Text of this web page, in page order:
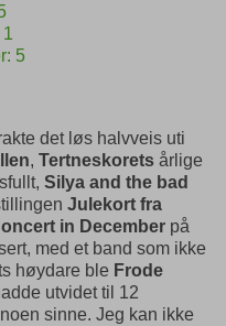
5
det løs halvveis uti
, Tertneskorets årlige
Silya and the bad
Julekort fra
in December på
med et band som ikke
høydare ble Frode
utvidet til 12
sinne. Jeg kan ikke